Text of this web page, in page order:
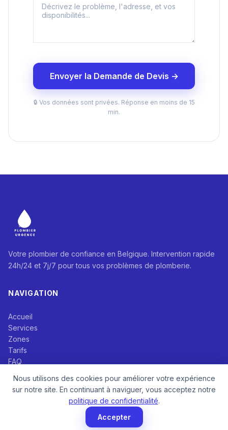
Envoyer la Demande de Devis →
🔒 Vos données sont privées. Réponse en moins de 15
min.
Votre plombier de confiance en Belgique. Intervention rapide
24h/24 et 7j/7 pour tous vos problèmes de plomberie.
NAVIGATION
Accueil
Services
Zones
Tarifs
FAQ
À Propos
Avis Clients
Politique de Confidentialité
sur notre site. En continuant à naviguer, vous acceptez notre
politique de confidentialité.